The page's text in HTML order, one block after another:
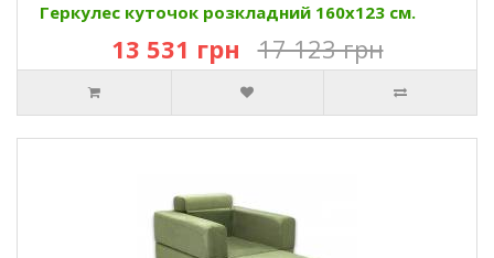
Геркулес куточок розкладний 160х123 см.
13 531 грн 17 123 грн